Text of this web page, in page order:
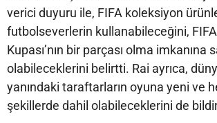
verici duyuru ile, FIFA koleksiyon
futbolseverlerin kullanabileceğini,
Kupası’nın bir parçası olma imkanına
olabileceklerini belirtti. Rai ayrıca,
yanındaki taraftarların oyuna yeni ve
şekillerde dahil olabileceklerini de